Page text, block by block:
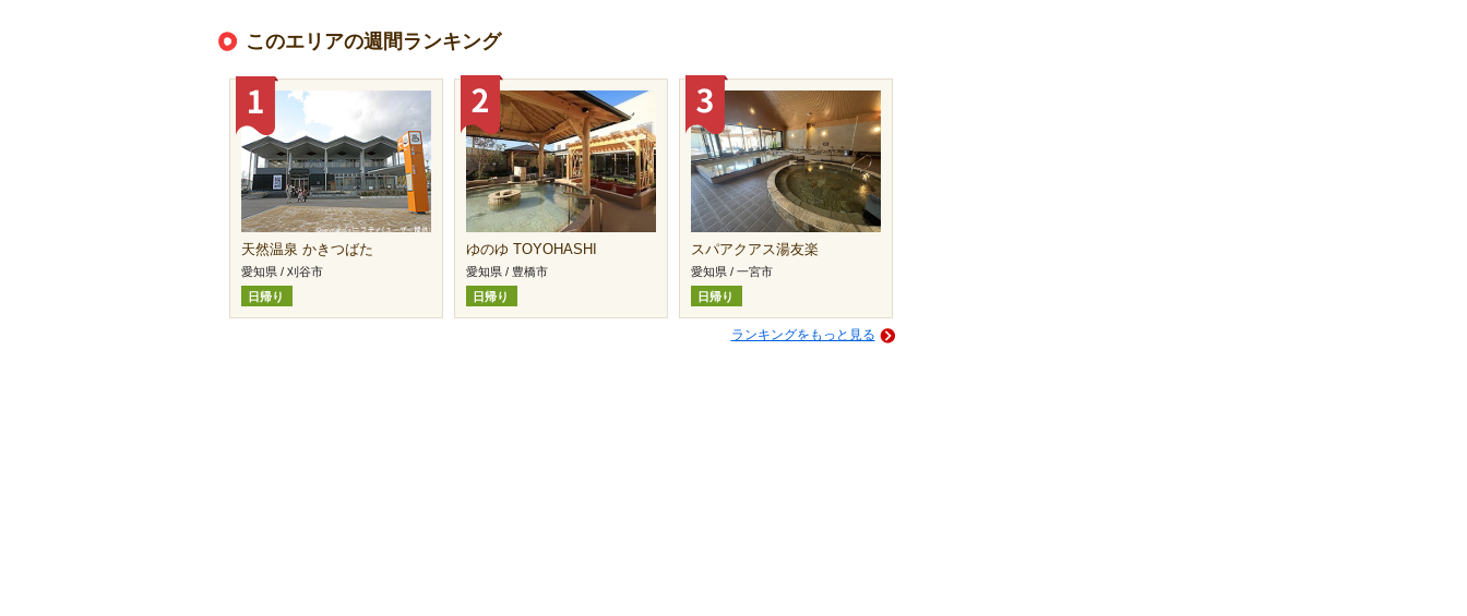
このエリアの週間ランキング
天然温泉 かきつばた
愛知県 / 刈谷市
日帰り
ゆのゆ TOYOHASHI
愛知県 / 豊橋市
日帰り
スパアクアス湯友楽
愛知県 / 一宮市
日帰り
ランキングをもっと見る